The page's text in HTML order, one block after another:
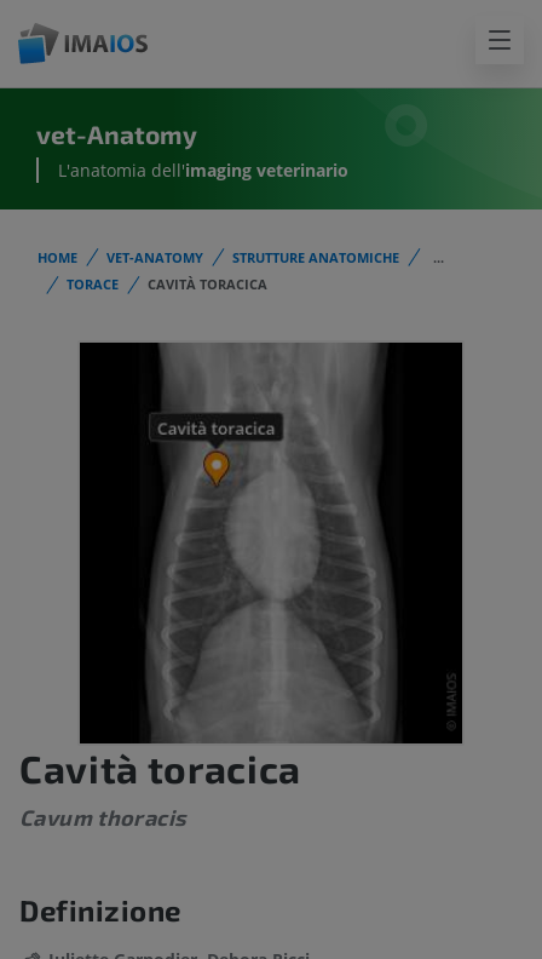
vet-Anatomy
L'anatomia dell'imaging veterinario
HOME VET-ANATOMY STRUTTURE ANATOMICHE
...
TORACE
CAVITÀ TORACICA
Cavità toracica
Cavum thoracis
Definizione